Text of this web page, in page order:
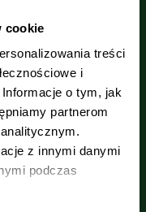
cookie
treści
i
o tym, jak
partnerom
z innymi danymi
podczas
eksperta